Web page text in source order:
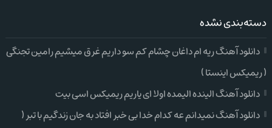
دسته‌بندی نشده
دانلود آهنگ ریه ام داغان چشام کم سو داریم غرق میشیم رامین تجنگی
( ریمیکس اینستا )
دانلود آهنگ الینده الیمده اولا ای یاریم ریمیکس اسی بیت
دانلود آهنگ نمیدانم عه کدام خدا بی خبر افتاد به جان زندگیم با تبر (